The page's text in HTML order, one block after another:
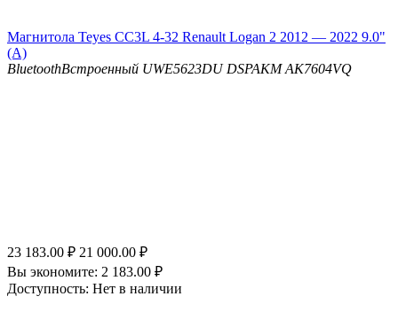
Магнитола Teyes CC3L 4-32 Renault Logan 2 2012 — 2022 9.0"
(A)
BluetoothВстроенный UWE5623DU DSPAKM AK7604VQ
23 183.00 ₽ 21 000.00 ₽
Вы экономите: 2 183.00 ₽
Доступность: Нет в наличии